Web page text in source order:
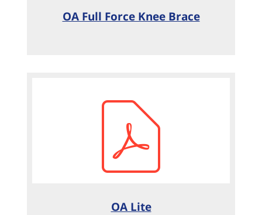
OA Full Force Knee Brace
OA Lite